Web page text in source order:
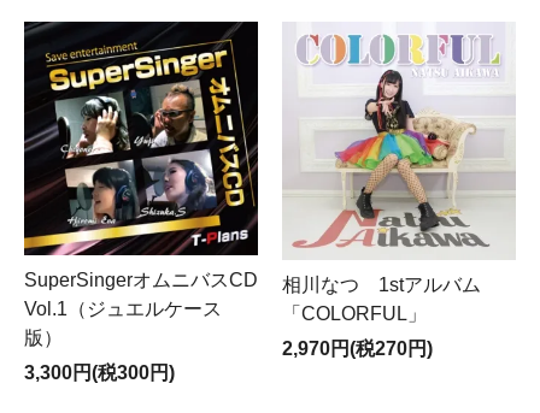
SuperSingerオムニバスCD
Vol.1（ジュエルケース
版）
3,300円(税300円)
相川なつ 1stアルバム
「COLORFUL」
2,970円(税270円)